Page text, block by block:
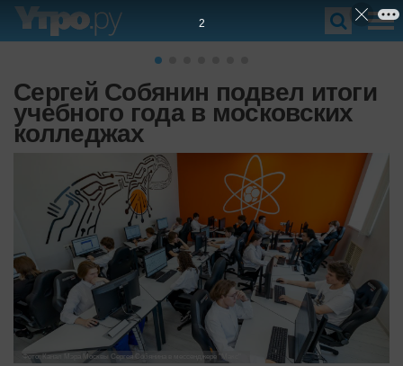
Сергей Собянин подвел итоги
учебного года в московских
колледжах
Фото: Канал Мэра Москвы Сергея Собянина в мессенджере "Макс"
1